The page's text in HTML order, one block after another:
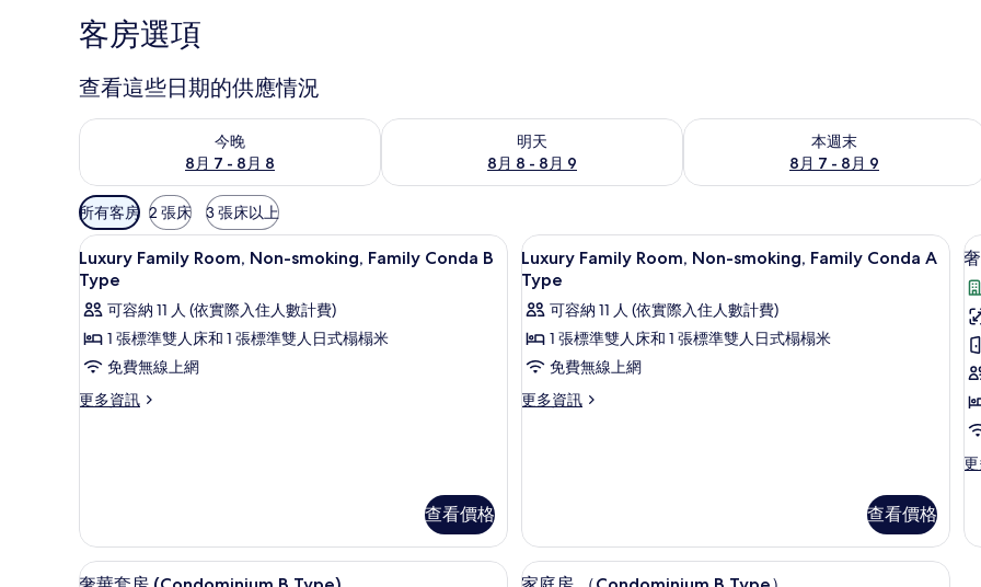
客房選項
查看這些日期的供應情況
今晚
8月 7 - 8月 8
查看今晚 (8月 7 - 8月 8) 的供應情況
明天
8月 8 - 8月 9
查看明天 (8月 8 - 8月 9) 的供應情況
本週末
8月 7 - 8月 9
查看本週末 (8月 7 - 8月 9) 的供應情況
可
用
的
客
房
選
條
件
所有客房 2 張床 3 張床以上
顯
示
Luxury
Family
Room,
Non-
smoking,
的
所
1
Luxury Family Room, Non-smoking, Family Conda B
Type
可容納 11 人 (依實際入住人數計費)
1 張標準雙人床和 1 張標準雙人日式榻榻米
免費無線上網
更多資訊
更
Family
Conda
B
查看價格
顯
示
Luxury
Family
Room,
Non-
smoking,
的
所
1
Luxury Family Room, Non-smoking, Family Conda A
Type
可容納 11 人 (依實際入住人數計費)
1 張標準雙人床和 1 張標準雙人日式榻榻米
免費無線上網
更多資訊
更
Family
Conda
A
查看價格
示
房
A
更
套
顯
奢華套房 (Condominium B Type) | 高級寢具、羽絨被、書桌、隔音
48
顯22